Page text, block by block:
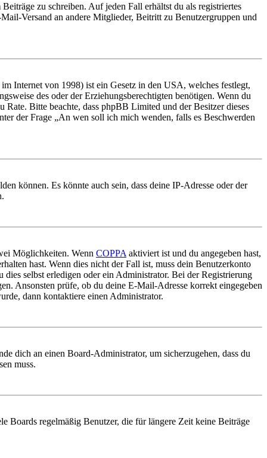
zu schreiben. Auf jeden Fall erhältst du als registriertes
Versand an andere Mitglieder, Beitritt zu Benutzergruppen und
Internet von 1998) ist ein Gesetz in den USA, welches festlegt,
des oder der Erziehungsberechtigten benötigen. Wenn du
Bitte beachte, dass phpBB Limited und der Besitzer dieses
der Frage „An wen soll ich mich wenden, falls es Beschwerden
können. Es könnte auch sein, dass deine IP-Adresse oder der
Möglichkeiten. Wenn COPPA aktiviert ist und du angegeben hast,
hast. Wenn dies nicht der Fall ist, muss dein Benutzerkonto
selbst erledigen oder ein Administrator. Bei der Registrierung
Ansonsten prüfe, ob du deine E-Mail-Adresse korrekt eingegeben
dann kontaktiere einen Administrator.
dich an einen Board-Administrator, um sicherzugehen, dass du
muss.
Boards regelmäßig Benutzer, die für längere Zeit keine Beiträge